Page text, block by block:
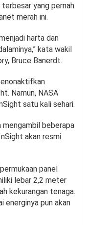
yang pernah
merah ini.
harta dan
kata wakil
Bruce Banerdt.
Namun, NASA
satu kali sehari.
mengambil beberapa
akan resmi
panel
lebar 2,2 meter
kekurangan tenaga.
energinya pun akan